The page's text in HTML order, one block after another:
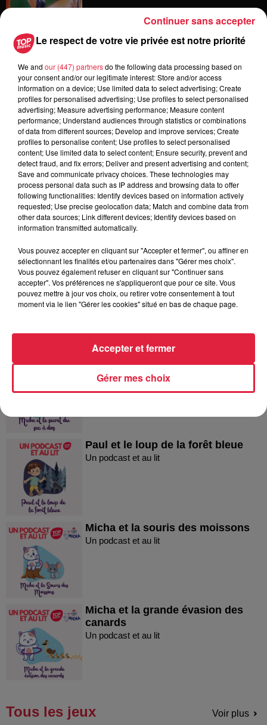
6 août 2026
pape à Metz en septembre
5 août 2026
Europa-Park : des précisons sur
l’après Euro-Mir
Dans la même série
Micha et le concours de dessin
Micha et le concours de dessin
Micha et le secret du sac à dos !
Micha et le secret du sac à dos !
Paul et le loup de la forêt bleue
Un podcast et au lit
Micha et la souris des moissons
Un podcast et au lit
Micha et la grande évasion des
canards
Un podcast et au lit
Tous les jeux Voir plus
Le respect de votre vie privée est notre priorité
We and our (447) partnersdo the following data processing based on
your consent and/or our legitimate interest: Store and/or access
information on a device; Use limited data to select advertising; Create
profiles for personalised advertising; Use profiles to select personalised
advertising; Measure advertising performance; Measure content
performance; Understand audiences through statistics or combinations
of data from different sources; Develop and improve services; Create
profiles to personalise content; Use profiles to select personalised
content; Use limited data to select content; Ensure security, prevent and
detect fraud, and fix errors; Deliver and present advertising and content;
Save and communicate privacy choices. These technologies may
process personal data such as IP address and browsing data to offer
following functionalities: Identify devices based on information actively
requested; Use precise geolocation data; Match and combine data from
other data sources; Link different devices; Identify devices based on
information transmitted automatically.
Vous pouvez accepter en cliquant sur "Accepter et fermer", ou affiner en
sélectionnant les finalités et/ou partenaires dans "Gérer mes choix".
Vous pouvez également refuser en cliquant sur "Continuer sans
accepter". Vos préférences ne s'appliqueront que pour ce site. Vous
pouvez mettre à jour vos choix, ou retirer votre consentement à tout
moment via le lien "Gérer les cookies" situé en bas de chaque page.
Gérer mes choix
Accepter et fermer
Continuer sans accepter